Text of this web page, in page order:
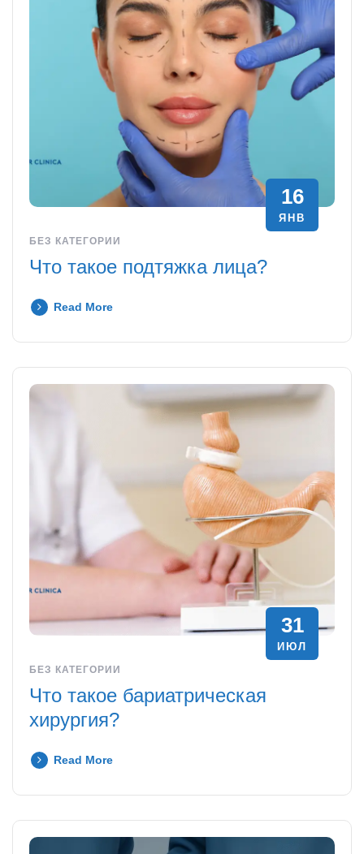
16
ЯНВ
БЕЗ КАТЕГОРИИ
Что такое подтяжка лица?
Read More
31
ИЮЛ
БЕЗ КАТЕГОРИИ
Что такое бариатрическая
хирургия?
Read More